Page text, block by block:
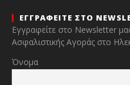
ΕΓΓΡΑΦΕΙΤΕ ΣΤΟ
Εγγραφείτε στο Newsletter
Ασφαλιστικής Αγοράς στο
Όνομα